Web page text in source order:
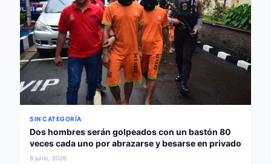
SIN CATEGORÍA
Dos hombres serán golpeados con un bastón 80
veces cada uno por abrazarse y besarse en privado
8 junio, 2026